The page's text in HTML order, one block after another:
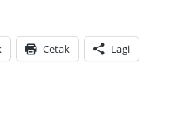
Cetak Lagi